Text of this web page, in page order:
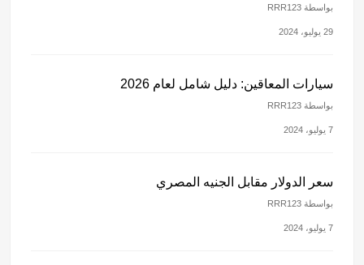
بواسطة RRR123
29 يوليو، 2024
سيارات المعاقين: دليل شامل لعام 2026
بواسطة RRR123
7 يوليو، 2024
سعر الدولار مقابل الجنيه المصري
بواسطة RRR123
7 يوليو، 2024